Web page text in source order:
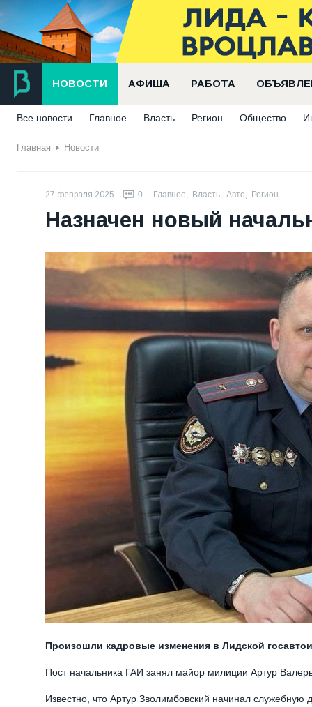
НОВОСТИ АФИША РАБОТА
Все новости Главное Власть Регион Общество
Главная Новости
27 февраля 2025 0 Главное, Власть, Авто, Регион
Назначен новый
Произошли кадровые изменения в Лидской
Пост начальника ГАИ занял майор милиции Артур
Известно, что Артур Зволимбовский начинал